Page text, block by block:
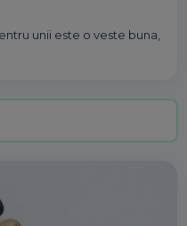
unii este o veste buna,